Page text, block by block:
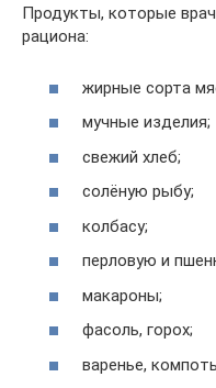
Продукты, которые
рациона:
жирные сорта
мучные изделия;
свежий хлеб;
солёную рыбу;
колбасу;
перловую и
макароны;
фасоль, горох;
варенье,